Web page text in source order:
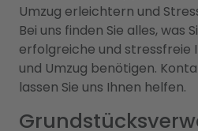
Umzug erleichtern und
Bei uns finden Sie alles, was
erfolgreiche und stressfreie
und Umzug benötigen.
lassen Sie uns Ihnen helfen.